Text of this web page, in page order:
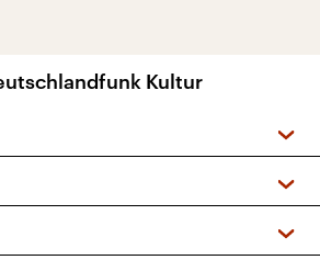
Kultur
Podcasts